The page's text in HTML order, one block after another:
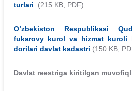
turlari
(215 KB, PDF)
O’zbekiston Respublikasi
fukarovy kurol va hizmat kuroli
dorilari davlat kadastri (150 KB,
Davlat reestriga kiritilgan